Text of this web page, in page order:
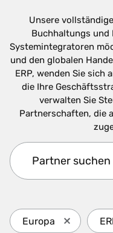
Unsere
Buchhaltungs und
Systemintegratoren
und den globalen
ERP, wenden Sie sich
die Ihre
verwalten Sie
Partnerschaften, die
Europa Press